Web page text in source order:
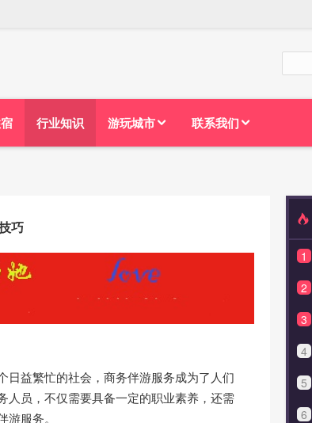
行业知识 游玩城市 联系我们
巧
日益繁忙的社会，商务伴游服务成为了人们
人员，不仅需要具备一定的职业素养，还需
服务。
1
2
3
4
5
6